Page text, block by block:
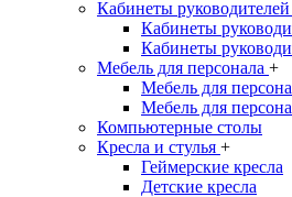
Кабинеты руководителей
Кабинеты
Кабинеты
Мебель для персонала +
Мебель для
Мебель для
Компьютерные столы
Кресла и стулья +
Геймерские кресла
Детские кресла